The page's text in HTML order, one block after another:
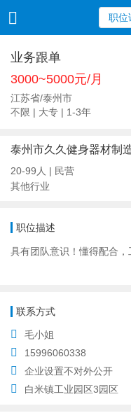
职位
业务跟单
3000~5000元/月
江苏省/泰州市
不限 | 大专 | 1-3年
泰州市久久健身器材制
20-99人 | 民营
其他行业
职位描述
具有团队意识
联系方式
毛小姐
15996060338
企业设置不对外公开
白米镇工业园区3园区